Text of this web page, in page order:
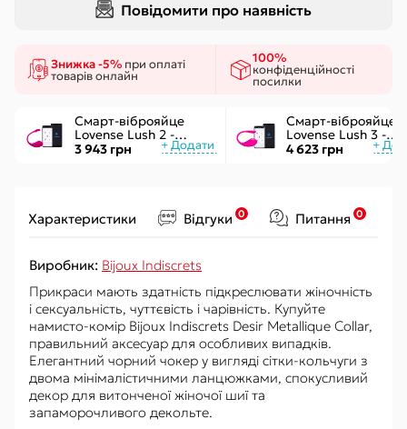
Повідомити про наявність
Знижка -5% при оплаті
товарів онлайн
100%
конфіденційності
посилки
Смарт-віброяйце
Lovense Lush 2 -
управління через
додаток
3 943 грн
Смарт-віброяйце
Lovense Lush 3 -
керування через
інтернет
4 623 грн
Характеристики Відгуки 0 Питання 0
Виробник: Bijoux Indiscrets
Прикраси мають здатність підкреслювати жіночність
і сексуальність, чуттєвість і чарівність. Купуйте
намисто-комір Bijoux Indiscrets Desir Metallique Collar,
правильний аксесуар для особливих випадків.
Елегантний чорний чокер у вигляді сітки-кольчуги з
двома мінімалістичними ланцюжками, спокусливий
декор для витонченої жіночої шиї та
запаморочливого декольте.